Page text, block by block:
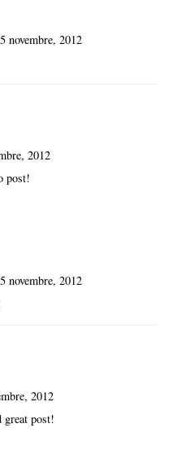
novembre, 2012
2012
post!
novembre, 2012
2012
great post!